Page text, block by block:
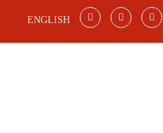
ENGLISH